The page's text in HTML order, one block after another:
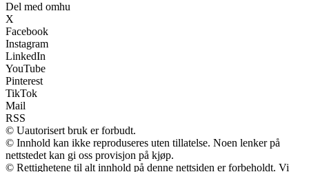
Del med omhu
X
Facebook
Instagram
LinkedIn
YouTube
Pinterest
TikTok
Mail
RSS
© Uautorisert bruk er forbudt.
© Innhold kan ikke reproduseres uten tillatelse. Noen lenker på
nettstedet kan gi oss provisjon på kjøp.
© Rettighetene til alt innhold på denne nettsiden er forbeholdt. Vi